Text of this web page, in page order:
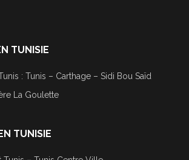
TUNISIE
: Tunis – Carthage – Sidi Bou Saïd
La Goulette
TUNISIE